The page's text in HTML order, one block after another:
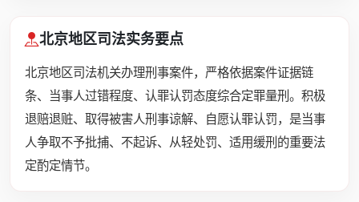
北京地区司法实务要点
北京地区司法机关办理刑事案件，严格依据案件证据链
条、当事人过错程度、认罪认罚态度综合定罪量刑。积极
退赔退赃、取得被害人刑事谅解、自愿认罪认罚，是当事
人争取不予批捕、不起诉、从轻处罚、适用缓刑的重要法
定酌定情节。